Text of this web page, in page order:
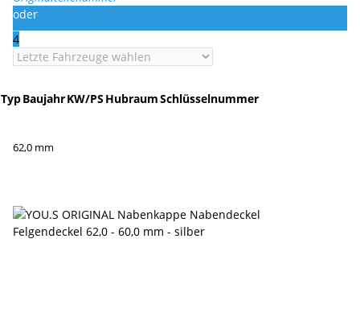
oder
4
TypBaujahrKW/PS HubraumSchlüsselnummer
62,0 mm